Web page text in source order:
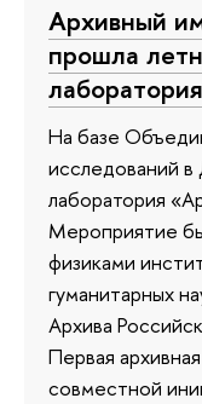
Архивный
прошла
На базе
исследований
лаборатория
Мероприятие
физиками
гуманитарных
Архива
Первая
совместной